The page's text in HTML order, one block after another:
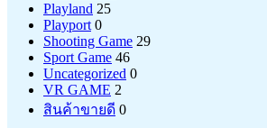
Playland 25
Playport 0
Shooting Game 29
Sport Game 46
Uncategorized 0
VR GAME 2
สินค้าขายดี 0